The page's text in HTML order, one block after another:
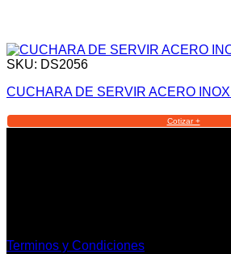
SKU: DS2056
CUCHARA DE SERVIR ACERO
Cotizar +
Terminos y Condiciones